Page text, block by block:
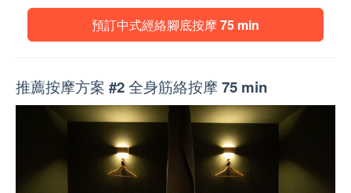
預訂中式經絡腳底按摩 75 min
推薦按摩方案 #2 全身筋絡按摩 75 min